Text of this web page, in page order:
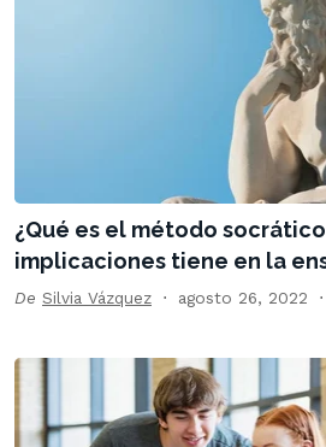
¿Qué es el método
implicaciones tiene en la
De Silvia Vázquez agosto 26, 2022